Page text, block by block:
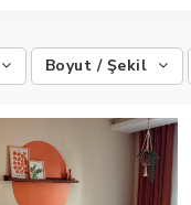
Boyut / Şekil